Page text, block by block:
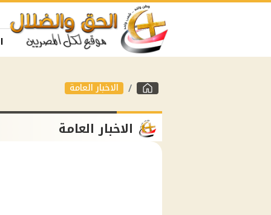
الاخبار العامة
الاخبار العامة